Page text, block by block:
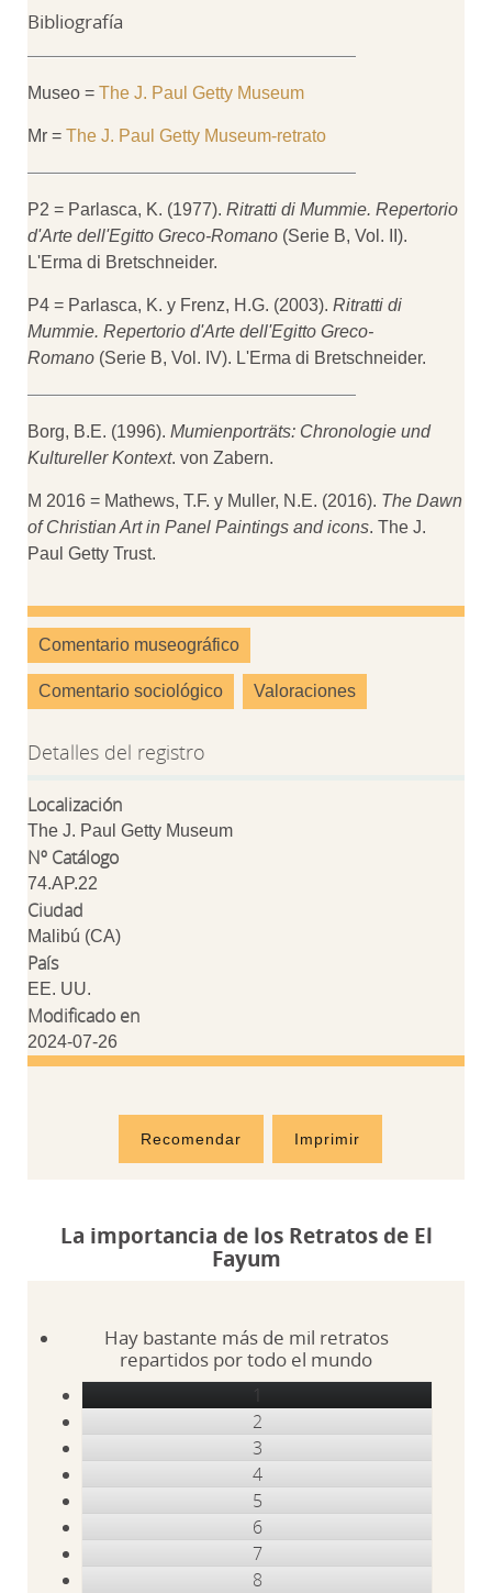
Bibliografía
Museo = The J. Paul Getty Museum
Mr = The J. Paul Getty Museum-retrato
P2 = Parlasca, K. (1977). Ritratti di Mummie. Repertorio
d'Arte dell'Egitto Greco-Romano (Serie B, Vol. II).
L'Erma di Bretschneider.
P4 = Parlasca, K. y Frenz, H.G. (2003). Ritratti di
Mummie. Repertorio d'Arte dell'Egitto Greco-
Romano (Serie B, Vol. IV). L'Erma di Bretschneider.
Borg, B.E. (1996). Mumienporträts: Chronologie und
Kultureller Kontext. von Zabern.
M 2016 = Mathews, T.F. y Muller, N.E. (2016). The Dawn
of Christian Art in Panel Paintings and icons. The J.
Paul Getty Trust.
Comentario museográfico
Comentario sociológico Valoraciones
Detalles del registro
Localización
The J. Paul Getty Museum
Nº Catálogo
74.AP.22
Ciudad
Malibú (CA)
País
EE. UU.
Modificado en
2024-07-26
Recomendar Imprimir
La importancia de los Retratos de El
Fayum
Hay bastante más de mil retratos
repartidos por todo el mundo
1
2
3
4
5
6
7
8